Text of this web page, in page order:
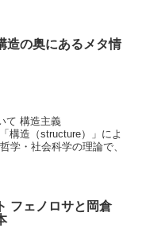
造の奥にあるメタ情
て 構造主義
構造（structure）」によ
学・社会科学の理論で、
フェノロサと岡倉